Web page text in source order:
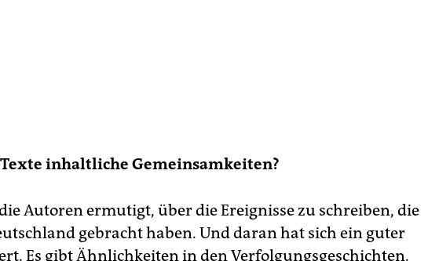
inhaltliche Gemeinsamkeiten?
Autoren ermutigt, über die Ereignisse zu schrei­ben, die
gebracht haben. Und daran hat sich ein guter
Es gibt Ähnlichkeiten in den Verfolgungsgeschichten.